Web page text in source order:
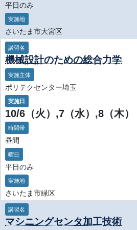
平日のみ
実施地
さいたま市大宮区
講習名
機械設計のための総合力学
実施主体
ポリテクセンター埼玉
実施日
10/6（火）,7（水）,8（木）
時間帯
昼間
曜日
平日のみ
実施地
さいたま市緑区
講習名
マシニングセンタ加工技術